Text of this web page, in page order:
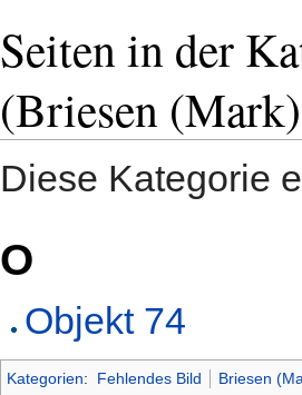
Seiten in der
(Briesen
Diese Kategorie
O
Objekt 74
Kategorien: Fehlendes Bild Briesen